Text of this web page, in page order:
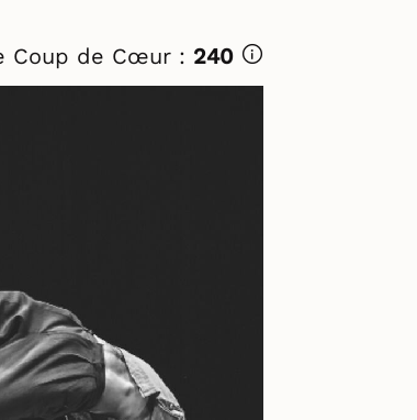
Coup de Cœur : 240